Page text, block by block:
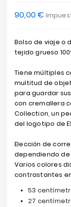
90,00 €
Bolso de viaje o
tejido grueso
Tiene múltiples
multitud de
para guardar
con cremallera
Collection, un
del logotipo de
Elección de
dependiendo
Varios colores
contrastantes
53
27